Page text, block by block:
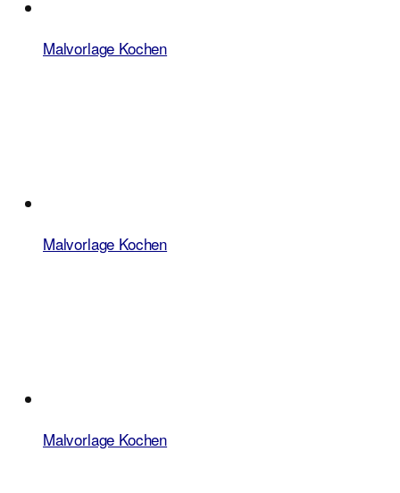
Malvorlage Kochen
Malvorlage Kochen
Malvorlage Kochen